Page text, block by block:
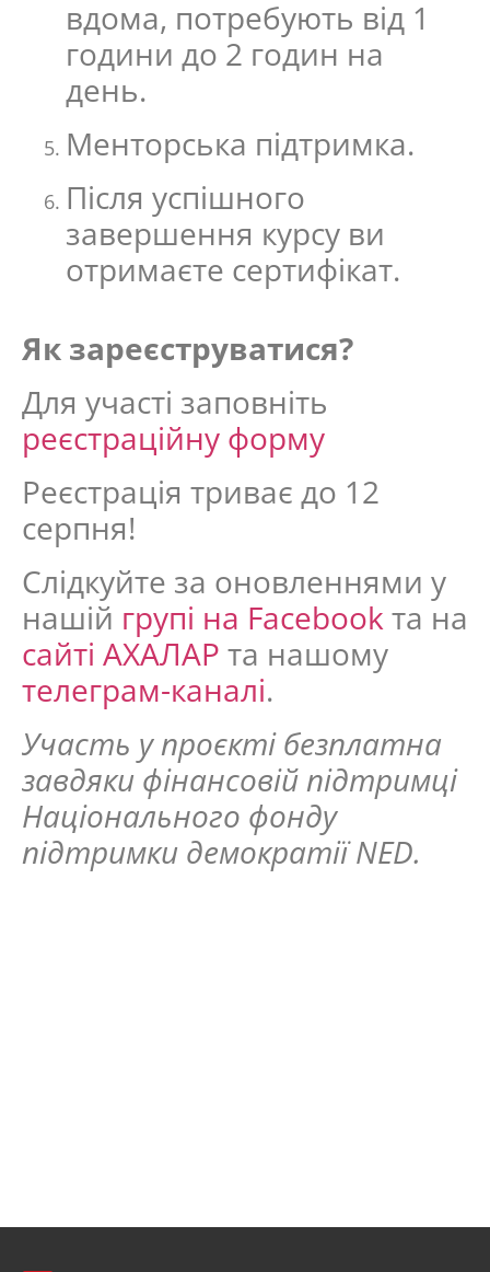
вдома, потребують від 1
години до 2 годин на
день.
Менторська підтримка.
Після успішного
завершення курсу ви
отримаєте сертифікат.
Як зареєструватися?
Для участі заповніть
реєстраційну форму
Реєстрація триває до 12
серпня!
Слідкуйте за оновленнями у
нашій групі на Facebookта на
сайті АХАЛАР та нашому
телеграм-каналі.
Участь у проєкті безплатна
завдяки фінансовій підтримці
Національного фонду
підтримки демократії NED.